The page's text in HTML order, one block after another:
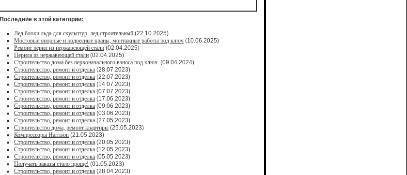
Последние в этой категории:
Лед,блоки льда для скульптур, лед строительный (22.10.2025)
Мостовые опорные и подвесные краны, монтажные работы под ключ (10.06.2025)
Ремонт перил из нержавеющей стали (02.04.2025)
Перила из нержавеющей стали (02.04.2025)
Строительство дома без первоначального взноса под ключ. (09.04.2024)
Строительство, ремонт и отделка (28.07.2023)
Строительство, ремонт и отделка (22.07.2023)
Строительство, ремонт и отделка (14.07.2023)
Строительство, ремонт и отделка (07.07.2023)
Строительство, ремонт и отделка (17.06.2023)
Строительство, ремонт и отделка (09.06.2023)
Строительство, ремонт и отделка (03.06.2023)
Строительство, ремонт и отделка (27.05.2023)
Строительство дома, ремонт квартиры (25.05.2023)
Компрессоры Harrison (21.05.2023)
Строительство, ремонт и отделка (20.05.2023)
Строительство, ремонт и отделка (12.05.2023)
Строительство, ремонт и отделка (05.05.2023)
Получать заказы стало проще! (01.05.2023)
Строительство, ремонт и отделка (28.04.2023)